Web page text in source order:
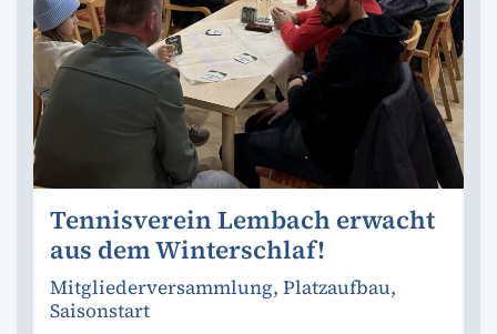
Tennisverein Lembach erwacht
aus dem Winterschlaf!
Mitgliederversammlung, Platzaufbau,
Saisonstart